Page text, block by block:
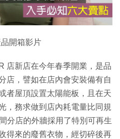
影
片
品開箱影片
店新店在今年春季開業，是品
店，譬如在店內會安裝備有自
者屋頂設置太陽能板，且在天
，務求做到店內耗電量比同規
分店的外牆採用了特別可再生
得來的廢舊衣物，經切碎後再